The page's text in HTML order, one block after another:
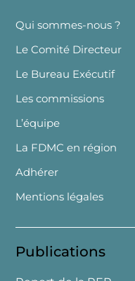
Qui sommes-nous ?
Le Comité Directeur
Le Bureau Exécutif
Les commissions
L’équipe
La FDMC en région
Adhérer
Mentions légales
Publications